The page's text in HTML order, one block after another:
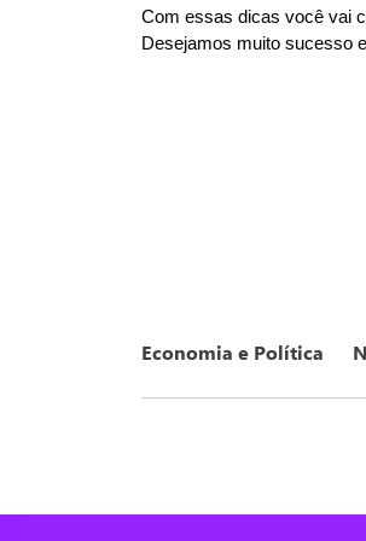
Com essas dicas você vai
Desejamos muito sucesso
Economia e Política